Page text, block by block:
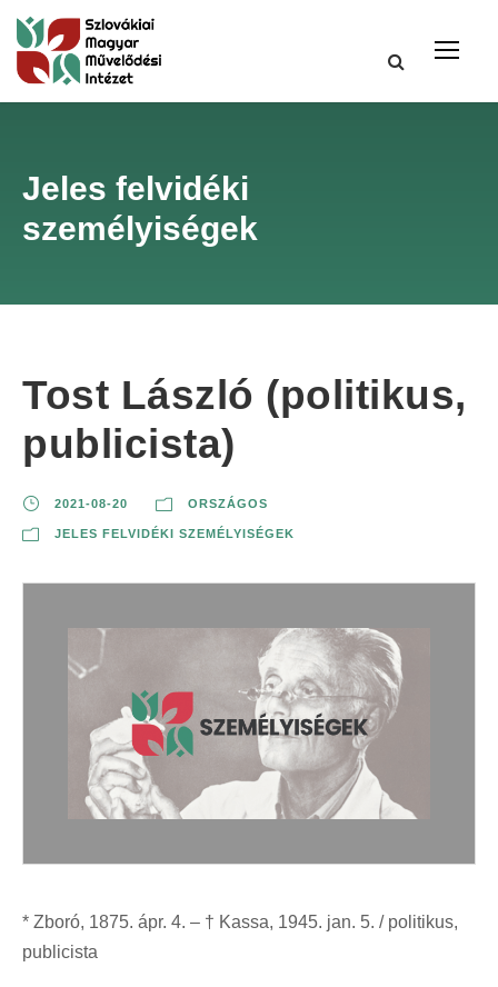
Jeles felvidéki
személyiségek
Tost László (politikus,
publicista)
2021-08-20 ORSZÁGOS
JELES FELVIDÉKI SZEMÉLYISÉGEK
* Zboró, 1875. ápr. 4. – † Kassa, 1945. jan. 5. / politikus,
publicista